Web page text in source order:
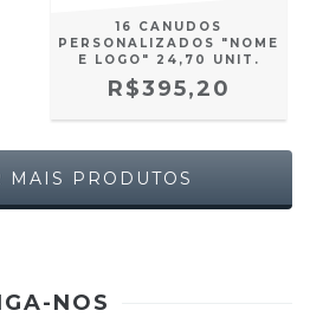
16 CANUDOS
PERSONALIZADOS "NOME
E LOGO" 24,70 UNIT.
R$395,20
MAIS PRODUTOS
NOS